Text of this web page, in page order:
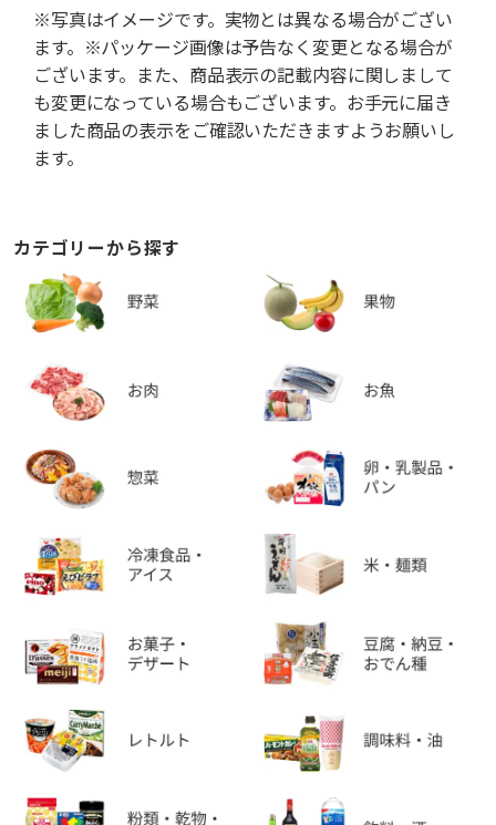
※写真はイメージです。実物とは異なる場合がござい
ます。※パッケージ画像は予告なく変更となる場合が
ございます。また、商品表示の記載内容に関しまして
も変更になっている場合もございます。お手元に届き
ました商品の表示をご確認いただきますようお願いし
ます。
カテゴリーから探す